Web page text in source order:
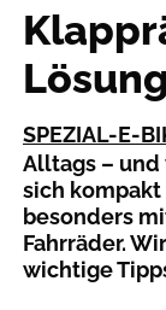
SPEZIAL-E-
Alltags – und
sich
besonders
Fahrräder.
wichtige